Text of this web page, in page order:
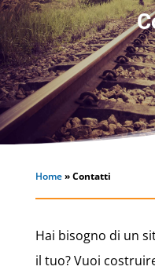
Home»Contatti
Hai bisogno di un
il tuo? Vuoi